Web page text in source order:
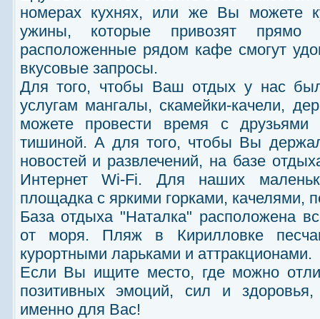
номерах кухнях, или же Вы можете
ужины, которые привозят
расположенные рядом кафе смогут
вкусовые запросы.
Для того, чтобы Ваш отдых у нас
услугам мангалы, скамейки-качели,
можете провести время с друзьями
тишиной. А для того, чтобы Вы
новостей и развлечений, на базе
Интернет Wi-Fi. Для наших
площадка с яркими горками, качелями,
База отдыха "Наталка" расположена
от моря. Пляж в Кирилловке
курортными ларьками и аттракционами.
Если Вы ищите место, где можно
позитивных эмоций, сил и
именно для Вас!